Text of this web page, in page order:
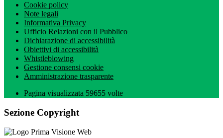
Cookie policy
Note legali
Informativa Privacy
Ufficio Relazioni con il Pubblico
Dichiarazione di accessibilità
Obiettivi di accessibilità
Whistleblowing
Gestione consensi cookie
Amministrazione trasparente
Pagina visualizzata 59655 volte
Sezione Copyright